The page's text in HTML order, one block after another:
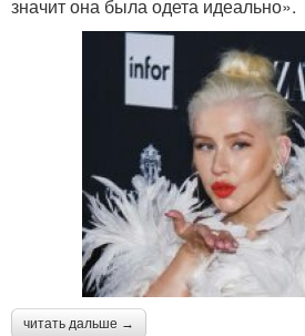
значит она была одета идеально».
читать дальше →